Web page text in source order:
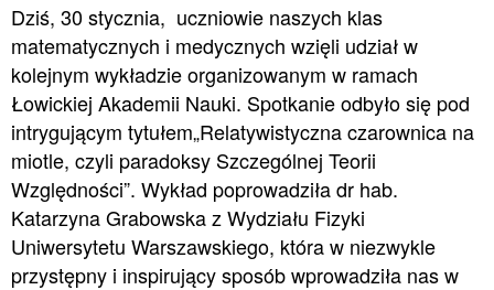
Dziś, 30 stycznia, uczniowie naszych klas
matematycznych i medycznych wzięli udział w
kolejnym wykładzie organizowanym w ramach
Łowickiej Akademii Nauki. Spotkanie odbyło się pod
intrygującym tytułem„Relatywistyczna czarownica na
miotle, czyli paradoksy Szczególnej Teorii
Względności”. Wykład poprowadziła dr hab.
Katarzyna Grabowska z Wydziału Fizyki
Uniwersytetu Warszawskiego, która w niezwykle
przystępny i inspirujący sposób wprowadziła nas w
Akademii
Nauki